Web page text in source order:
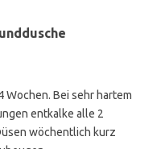
Wochen. Bei sehr hartem
entkalke alle 2
wöchentlich kurz